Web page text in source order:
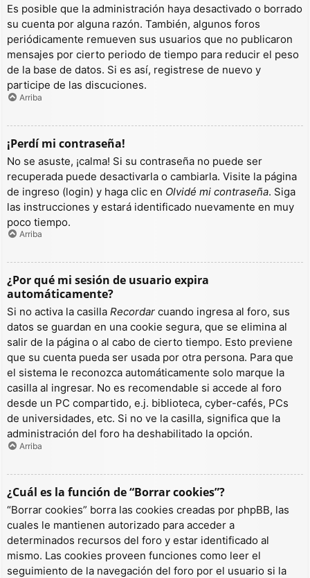
Es posible que la administración haya desactivado o borrado
su cuenta por alguna razón. También, algunos foros
periódicamente remueven sus usuarios que no publicaron
mensajes por cierto periodo de tiempo para reducir el peso
de la base de datos. Si es así, registrese de nuevo y
participe de las discuciones.
Arriba
¡Perdí mi contraseña!
No se asuste, ¡calma! Si su contraseña no puede ser
recuperada puede desactivarla o cambiarla. Visite la página
de ingreso (login) y haga clic en Olvidé mi contraseña. Siga
las instrucciones y estará identificado nuevamente en muy
poco tiempo.
Arriba
¿Por qué mi sesión de usuario expira
automáticamente?
Si no activa la casilla Recordar cuando ingresa al foro, sus
datos se guardan en una cookie segura, que se elimina al
salir de la página o al cabo de cierto tiempo. Esto previene
que su cuenta pueda ser usada por otra persona. Para que
el sistema le reconozca automáticamente solo marque la
casilla al ingresar. No es recomendable si accede al foro
desde un PC compartido, e.j. biblioteca, cyber-cafés, PCs
de universidades, etc. Si no ve la casilla, significa que la
administración del foro ha deshabilitado la opción.
Arriba
¿Cuál es la función de “Borrar cookies”?
“Borrar cookies” borra las cookies creadas por phpBB, las
cuales le mantienen autorizado para acceder a
determinados recursos del foro y estar identificado al
mismo. Las cookies proveen funciones como leer el
seguimiento de la navegación del foro por el usuario si la